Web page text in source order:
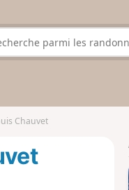
Chauvet